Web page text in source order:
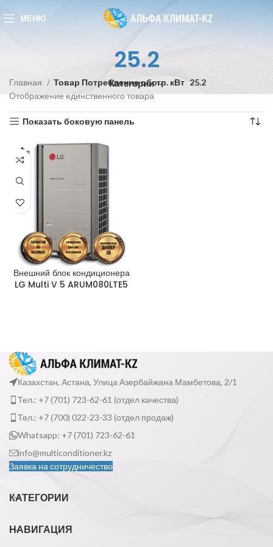
МЕНЮ
25.2
Категории
Главная Товар Потребление обогр. кВт 25.2
Отображение единственного товара
Показать боковую панель
Внешний блок кондиционера
LG Multi V 5 ARUM080LTE5
Казахстан, Астана, Улица Азербайжана Мамбетова, 2/1
Тел.: +7 (701) 723-62-61 (отдел качества)
Тел.: +7 (700) 022-23-33 (отдел продаж)
Whatsapp: +7 (701) 723-62-61
info@multiconditioner.kz
Заявка на сотрудничество
КАТЕГОРИИ
НАВИГАЦИЯ